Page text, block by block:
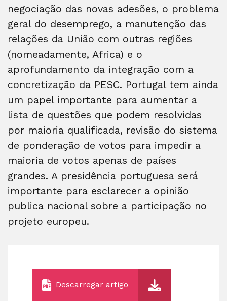
negociação das novas adesões, o problema
geral do desemprego, a manutenção das
relações da União com outras regiões
(nomeadamente, Africa) e o
aprofundamento da integração com a
concretização da PESC. Portugal tem ainda
um papel importante para aumentar a
lista de questões que podem resolvidas
por maioria qualificada, revisão do sistema
de ponderação de votos para impedir a
maioria de votos apenas de países
grandes. A presidência portuguesa será
importante para esclarecer a opinião
publica nacional sobre a participação no
projeto europeu.
Descarregar artigo